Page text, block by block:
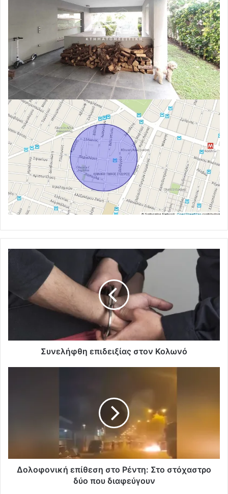
Συνελήφθη επιδειξίας στον Κολωνό
Δολοφονική επίθεση στο Ρέντη: Στο στόχαστρο
δύο που διαφεύγουν